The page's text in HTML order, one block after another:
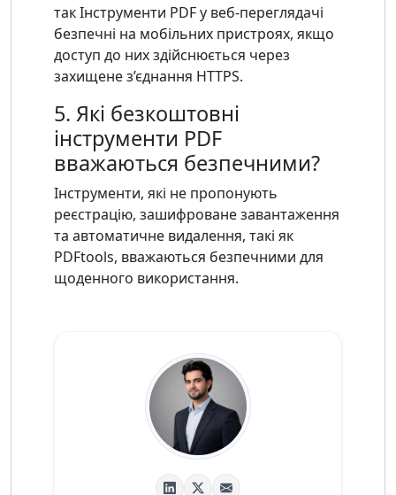
так Інструменти PDF у веб-переглядачі
безпечні на мобільних пристроях, якщо
доступ до них здійснюється через
захищене з’єднання HTTPS.
5. Які безкоштовні
інструменти PDF
вважаються безпечними?
Інструменти, які не пропонують
реєстрацію, зашифроване завантаження
та автоматичне видалення, такі як
PDFtools, вважаються безпечними для
щоденного використання.